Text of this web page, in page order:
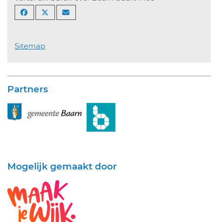
Sitemap
Partners
Mogelijk gemaakt door